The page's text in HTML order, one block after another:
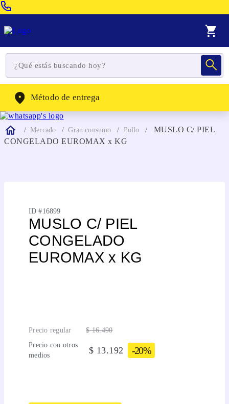
WhatsApp: (302) 262-4104
Método de entrega
Mercado Gran consumo Pollo
MUSLO C/ PIEL
CONGELADO EUROMAX x KG
ID #16899
MUSLO C/ PIEL
CONGELADO
EUROMAX x KG
Precio regular $ 16.490
Precio con otros
medios
$ 13.192 -20%